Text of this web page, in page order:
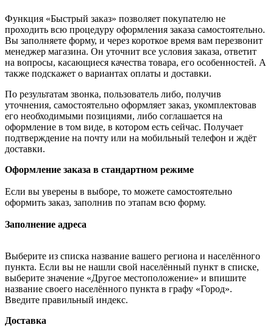
Функция «Быстрый заказ» позволяет покупателю не
проходить всю процедуру оформления заказа самостоятельно.
Вы заполняете форму, и через короткое время вам перезвонит
менеджер магазина. Он уточнит все условия заказа, ответит
на вопросы, касающиеся качества товара, его особенностей. А
также подскажет о вариантах оплаты и доставки.
По результатам звонка, пользователь либо, получив
уточнения, самостоятельно оформляет заказ, укомплектовав
его необходимыми позициями, либо соглашается на
оформление в том виде, в котором есть сейчас. Получает
подтверждение на почту или на мобильный телефон и ждёт
доставки.
Оформление заказа в стандартном режиме
Если вы уверены в выборе, то можете самостоятельно
оформить заказ, заполнив по этапам всю форму.
Заполнение адреса
Выберите из списка название вашего региона и населённого
пункта. Если вы не нашли свой населённый пункт в списке,
выберите значение «Другое местоположение» и впишите
название своего населённого пункта в графу «Город».
Введите правильный индекс.
Доставка